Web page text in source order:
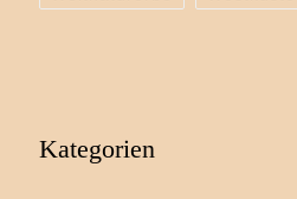
Kategorien